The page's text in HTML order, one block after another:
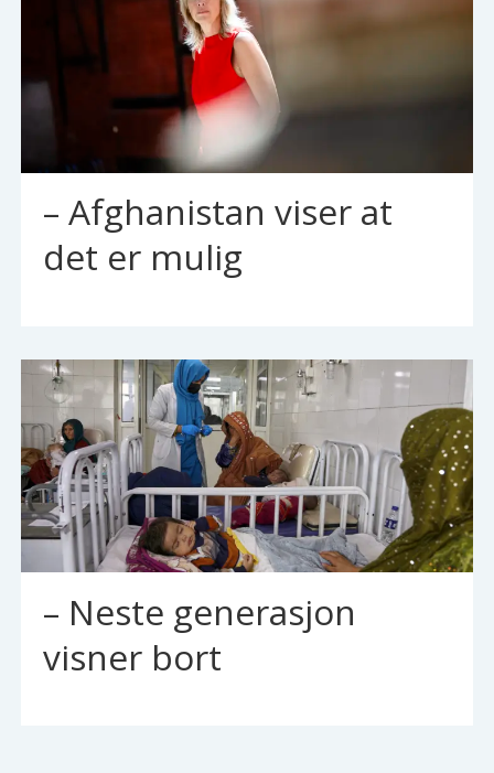
– Afghanistan viser at
det er mulig
– Neste generasjon
visner bort